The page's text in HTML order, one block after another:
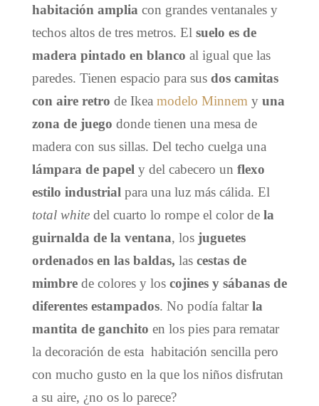
habitación amplia con grandes ventanales y
techos altos de tres metros. El suelo es de
madera pintado en blanco al igual que las
paredes. Tienen espacio para sus dos camitas
con aire retro de Ikea modelo Minnemy una
zona de juego donde tienen una mesa de
madera con sus sillas. Del techo cuelga una
lámpara de papely del cabecero un flexo
estilo industrialpara una luz más cálida. El
total whitedel cuarto lo rompe el color de la
guirnalda de la ventana, los juguetes
ordenados en las baldas, las cestas de
mimbrede colores y los cojines y sábanas de
diferentes estampados. No podía faltarla
mantita de ganchito en los pies para rematar
la decoración de esta habitación sencilla pero
con mucho gusto en la que los niños disfrutan
a su aire, ¿no os lo parece?